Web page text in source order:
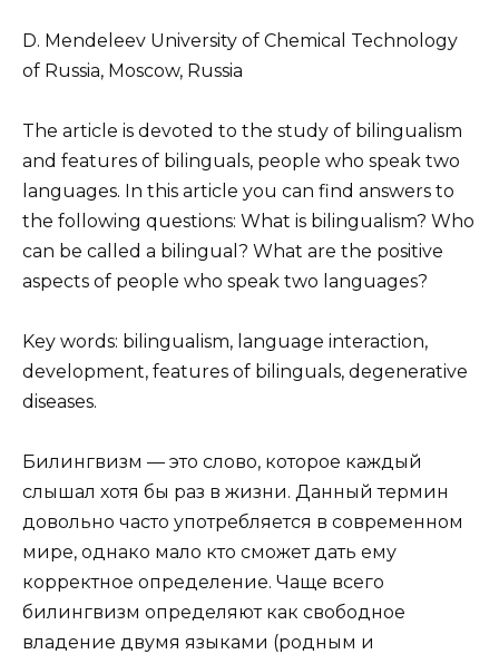
D. Mendeleev University of Chemical Technology
of Russia, Moscow, Russia
The article is devoted to the study of bilingualism
and features of bilinguals, people who speak two
languages. In this article you can find answers to
the following questions: What is bilingualism? Who
can be called a bilingual? What are the positive
aspects of people who speak two languages?
Key words: bilingualism, language interaction,
development, features of bilinguals, degenerative
diseases.
Билингвизм — это слово, которое каждый
слышал хотя бы раз в жизни. Данный термин
довольно часто употребляется в современном
мире, однако мало кто сможет дать ему
корректное определение. Чаще всего
билингвизм определяют как свободное
владение двумя языками (родным и